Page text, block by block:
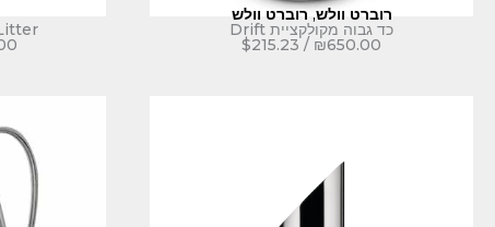
רוברט וולש,רוברט וולש
כד גבוה מקולקציית Drift
₪650.00
/
$215.23